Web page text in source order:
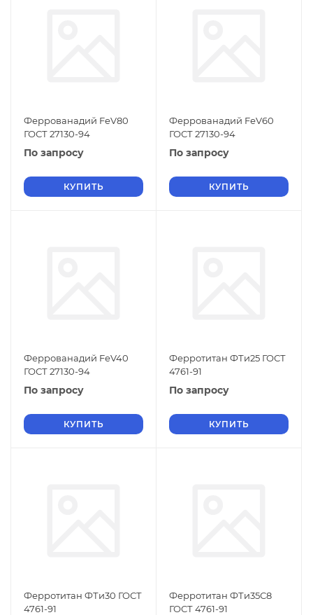
Феррованадий FeV80
ГОСТ 27130-94
По запросу
КУПИТЬ
Феррованадий FеV60
ГОСТ 27130-94
По запросу
КУПИТЬ
Феррованадий FеV40
ГОСТ 27130-94
По запросу
КУПИТЬ
Ферротитан ФТи25 ГОСТ
4761-91
По запросу
КУПИТЬ
Ферротитан ФТи30 ГОСТ
4761-91
Ферротитан ФТи35С8
ГОСТ 4761-91